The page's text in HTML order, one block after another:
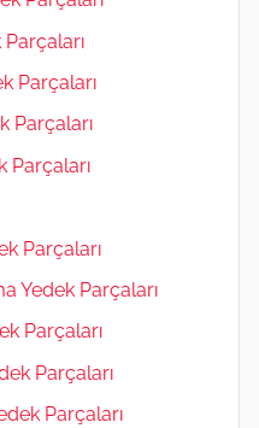
Parçaları
Parçaları
Parçaları
Parçaları
Yedek Parçaları
Parçaları
Parçaları
Parçaları